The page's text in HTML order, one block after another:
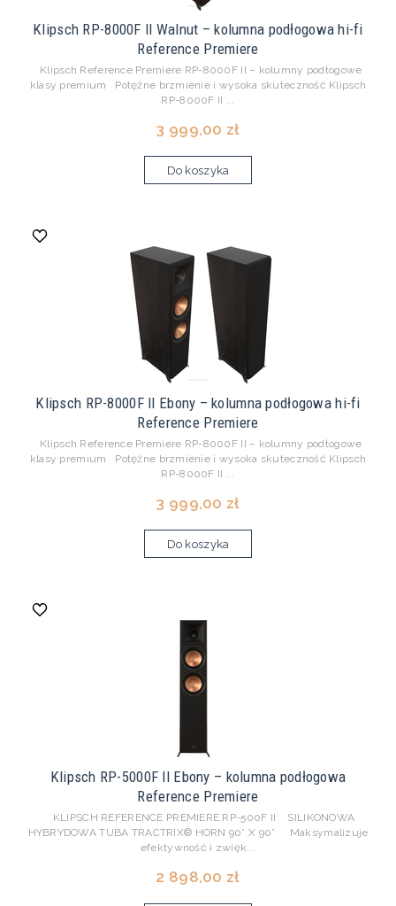
Klipsch RP-8000F II Walnut – kolumna podłogowa hi-fi
Reference Premiere
Klipsch Reference Premiere RP-8000F II – kolumny podłogowe
klasy premium Potężne brzmienie i wysoka skuteczność Klipsch
RP-8000F II ...
3 999,00 zł
Do koszyka
Klipsch RP-8000F II Ebony – kolumna podłogowa hi-fi
Reference Premiere
Klipsch Reference Premiere RP-8000F II – kolumny podłogowe
klasy premium Potężne brzmienie i wysoka skuteczność Klipsch
RP-8000F II ...
3 999,00 zł
Do koszyka
Klipsch RP-5000F II Ebony – kolumna podłogowa
Reference Premiere
KLIPSCH REFERENCE PREMIERE RP-500F II SILIKONOWA
HYBRYDOWA TUBA TRACTRIX® HORN 90° X 90° Maksymalizuje
efektywność i zwięk...
2 898,00 zł